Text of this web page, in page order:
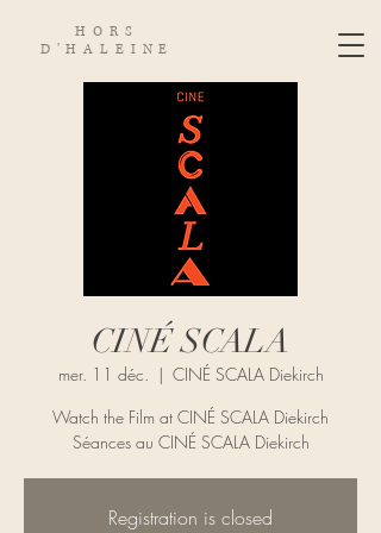
HORS
D'HALEINE
CINÉ SCALA
mer. 11 déc.
  |
CINÉ SCALA Diekirch
Watch the Film at CINÉ SCALA Diekirch
Séances au CINÉ SCALA Diekirch
Registration is closed